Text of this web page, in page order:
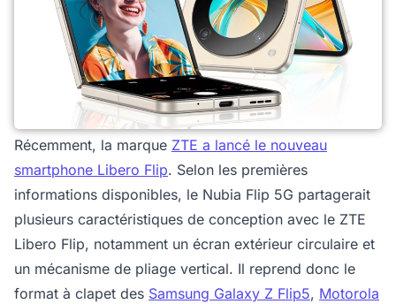
Récemment, la marque ZTE a lancé le nouveau
smartphone Libero Flip. Selon les premières
informations disponibles, le Nubia Flip 5G partagerait
plusieurs caractéristiques de conception avec le ZTE
Libero Flip, notamment un écran extérieur circulaire et
un mécanisme de pliage vertical. Il reprend donc le
format à clapet des Samsung Galaxy Z Flip5, Motorola